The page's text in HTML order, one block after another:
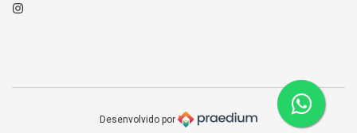
Instagram
Desenvolvido por